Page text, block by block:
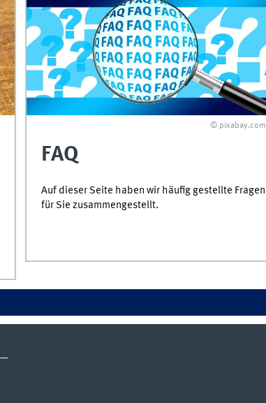
© pixabay.com
FAQ
Auf dieser Seite haben wir häufig gestellte Fragen
für Sie zusammengestellt.